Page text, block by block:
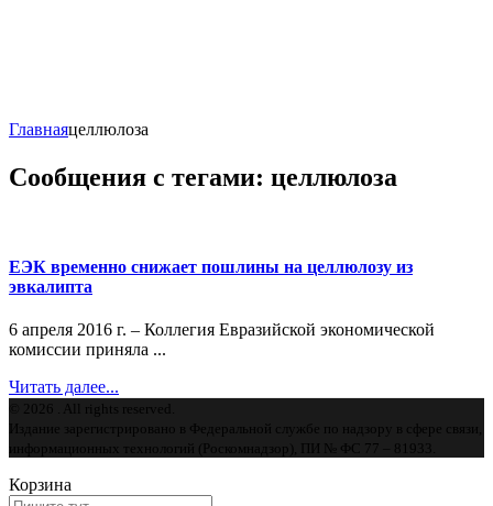
Главнаяцеллюлоза
Сообщения с тегами: целлюлоза
ЕЭК временно снижает пошлины на целлюлозу из
эвкалипта
6 апреля 2016 г. – Коллегия Евразийской экономической
комиссии приняла ...
Читать далее...
© 2026 . All rights reserved.
Издание зарегистрировано в Федеральной службе по надзору в сфере связи,
информационных технологий (Роскомнадзор), ПИ № ФС 77 – 81933.
Корзина